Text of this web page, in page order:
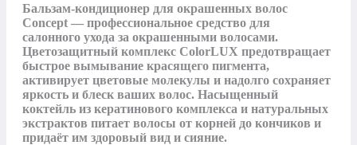
Бальзам-кондиционер для окрашенных волос
Concept — профессиональное средство для
салонного ухода за окрашенными волосами.
Цветозащитный комплекс ColorLUX предотвращает
быстрое вымывание красящего пигмента,
активирует цветовые молекулы и надолго сохраняет
яркость и блеск ваших волос. Насыщенный
коктейль из кератинового комплекса и натуральных
экстрактов питает волосы от корней до кончиков и
придаёт им здоровый вид и сияние.